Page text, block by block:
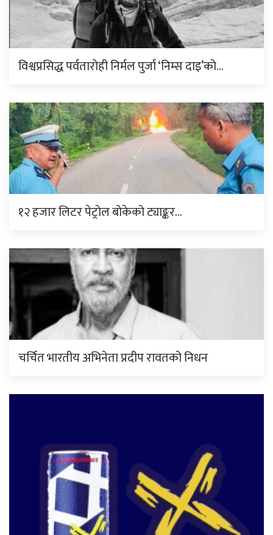
विश्वप्रसिद्ध पर्वतारोही निर्मल पुर्जा ‘निम्स दाइ’को…
१२ हजार लिटर पेट्रोल बोकेको ट्याङ्कर…
चर्चित भारतीय अभिनेता प्रदीप रावतको निधन